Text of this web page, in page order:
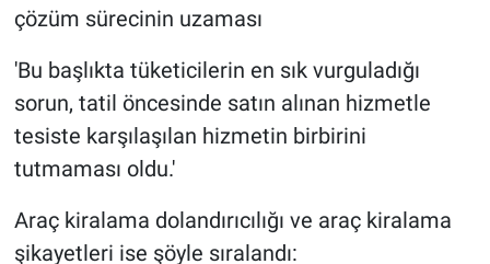
çözüm sürecinin uzaması
'Bu başlıkta tüketicilerin en sık vurguladığı
sorun, tatil öncesinde satın alınan hizmetle
tesiste karşılaşılan hizmetin birbirini
tutmaması oldu.'
Araç kiralama dolandırıcılığı ve araç kiralama
şikayetleri ise şöyle sıralandı: